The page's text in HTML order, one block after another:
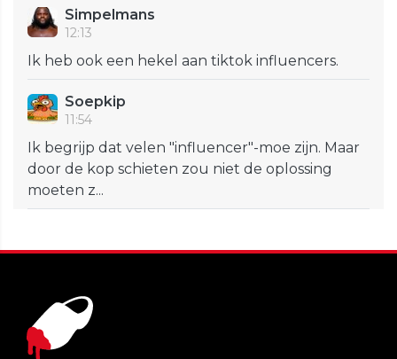
Simpelmans
12:13
Ik heb ook een hekel aan tiktok influencers.
Soepkip
11:54
Ik begrijp dat velen "influencer"-moe zijn. Maar
door de kop schieten zou niet de oplossing
moeten z...